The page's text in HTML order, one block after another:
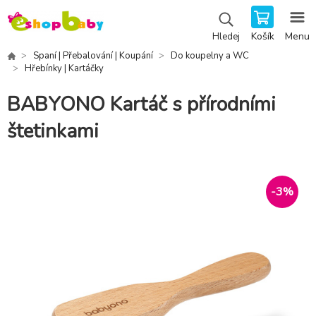
Hledej Košík Menu
Spaní | Přebalování | Koupání
Do koupelny a WC
Hřebínky | Kartáčky
BABYONO Kartáč s přírodními
štetinkami
-3%